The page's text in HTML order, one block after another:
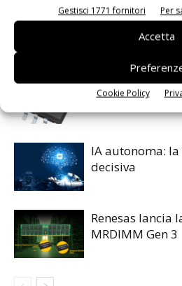
Gestisci 1771 fornitori Per
Accetta
Cookie Policy
ARTICOLI CORRELATI
Isolatori a stato
l’automazione
IA autonoma:
decisiva
Renesas lancia
MRDIMM Gen 3